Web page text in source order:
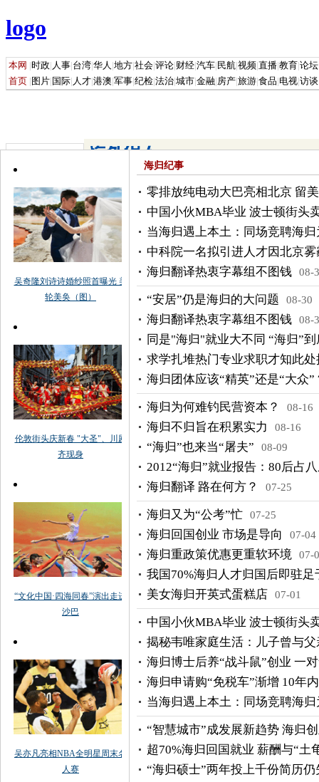
海归纪事
零排放纯电动大巴亮相北京 留
中国小伙MBA毕业 波士顿街头
当海归遇上本土：同场竞聘海
中科院一名拟引进人才因北京
海归翻译热衷字幕组不图钱
08-
“安居”仍是海归的大问题 08-30
海归翻译热衷字幕组不图钱 08-
同是"海归"就业大不同 “海归”
求学扎堆热门专业求职才知此处
海归团体应该“精英”还是“大众”
海归为何难钓民营资本？ 08-16
海归不归旨在积累实力 08-16
“海归”也来当“屠夫” 08-09
2012“海归”就业报告：80后占
海归翻译 路在何方？
07-25
海归又为“公考”忙 07-25
海归回国创业 市场是导向 07-04
海归重政策优惠更重软环境 07-
我国70%海归人才归国后即驻
美女海归开英式蛋糕店
07-01
中国小伙MBA毕业 波士顿街头
揭秘韦唯家庭生活：儿子曾与
海归博士后养“战斗鼠”创业 一
海归申请购“免税车”渐增 10年
当海归遇上本土：同场竞聘海
“智慧城市”成发展新趋势 海归
超70%海归回国就业 薪酬与“土
“海归硕士”两年投上千份简历仍